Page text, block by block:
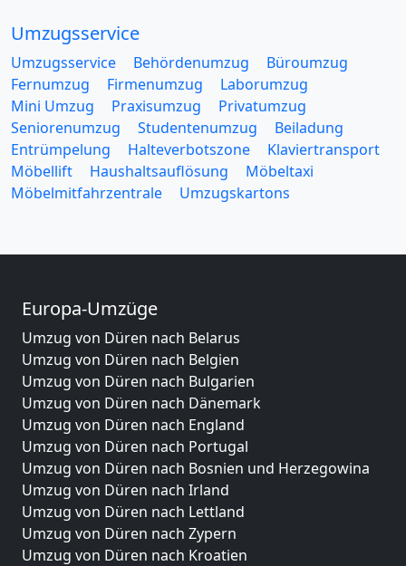
Umzugsservice
Umzugsservice Behördenumzug
Büroumzug
Fernumzug
Firmenumzug
Laborumzug
Mini Umzug
Praxisumzug
Privatumzug
Seniorenumzug
Studentenumzug
Beiladung
Entrümpelung
Halteverbotszone
Klaviertransport
Möbellift
Haushaltsauflösung
Möbeltaxi
Möbelmitfahrzentrale
Umzugskartons
Europa-Umzüge
Umzug von Düren nach Belarus
Umzug von Düren nach Belgien
Umzug von Düren nach Bulgarien
Umzug von Düren nach Dänemark
Umzug von Düren nach England
Umzug von Düren nach Portugal
Umzug von Düren nach Bosnien und Herzegowina
Umzug von Düren nach Irland
Umzug von Düren nach Lettland
Umzug von Düren nach Zypern
Umzug von Düren nach Kroatien